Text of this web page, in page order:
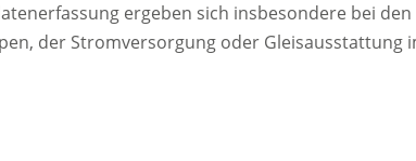
ergeben sich insbesondere bei den
der Stromversorgung oder Gleisausstattung